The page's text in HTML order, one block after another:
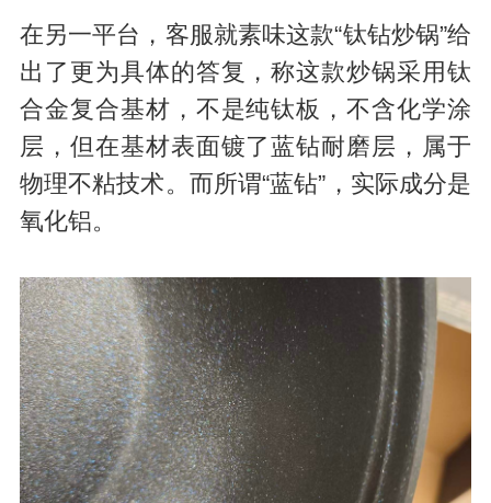
在另一平台，客服就素味这款“钛钻炒锅”给
出了更为具体的答复，称这款炒锅采用钛
合金复合基材，不是纯钛板，不含化学涂
层，但在基材表面镀了蓝钻耐磨层，属于
物理不粘技术。而所谓“蓝钻”，实际成分是
氧化铝。